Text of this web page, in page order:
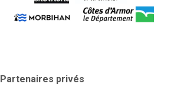
Partenaires privés